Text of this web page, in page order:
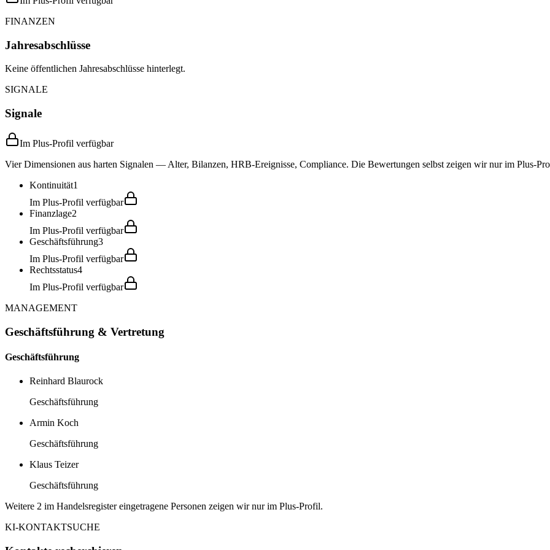
FINANZEN
Jahresabschlüsse
Keine öffentlichen Jahresabschlüsse hinterlegt.
SIGNALE
Signale
Im Plus-Profil verfügbar
Vier Dimensionen aus harten Signalen — Alter, Bilanzen, HRB-Ereignisse, Compliance. Die Bewertungen selbst zeigen wir nur im Plus-
Kontinuität1
Im Plus-Profil verfügbar
Finanzlage2
Im Plus-Profil verfügbar
Geschäftsführung3
Im Plus-Profil verfügbar
Rechtsstatus4
Im Plus-Profil verfügbar
MANAGEMENT
Geschäftsführung & Vertretung
Geschäftsführung
Reinhard Blaurock
Geschäftsführung
Armin Koch
Geschäftsführung
Klaus Teizer
Geschäftsführung
Weitere 2 im Handelsregister eingetragene Personen zeigen wir nur im Plus-Profil.
KI-KONTAKTSUCHE